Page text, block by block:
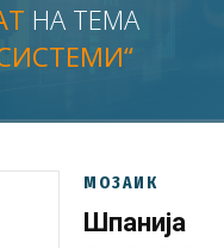
НА ТЕМА
МОЗАИК
Шпанија